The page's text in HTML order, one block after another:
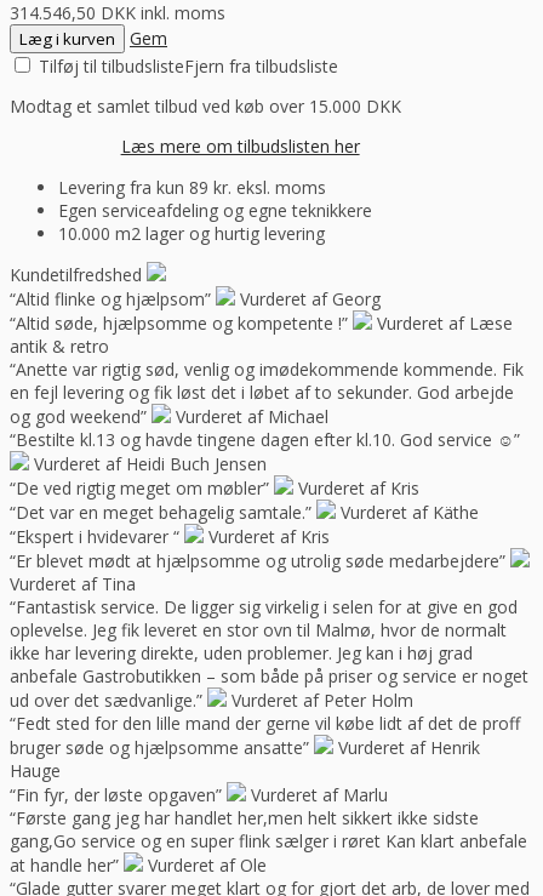
314.546,50 DKK inkl. moms
Læg i kurven
Gem
Tilføj til tilbudslisteFjern fra tilbudsliste
Modtag et samlet tilbud ved køb over 15.000 DKK
Læs mere om tilbudslisten her
Levering fra kun 89 kr. eksl. moms
Egen serviceafdeling og egne teknikkere
10.000 m2 lager og hurtig levering
Kundetilfredshed
“Altid flinke og hjælpsom”
Vurderet af Georg
“Altid søde, hjælpsomme og kompetente !”
Vurderet af Læse
antik & retro
“Anette var rigtig sød, venlig og imødekommende kommende. Fik
en fejl levering og fik løst det i løbet af to sekunder. God arbejde
og god weekend”
Vurderet af Michael
“Bestilte kl.13 og havde tingene dagen efter kl.10. God service ☺”
Vurderet af Heidi Buch Jensen
“De ved rigtig meget om møbler”
Vurderet af Kris
“Det var en meget behagelig samtale.”
Vurderet af Käthe
“Ekspert i hvidevarer “
Vurderet af Kris
“Er blevet mødt at hjælpsomme og utrolig søde medarbejdere”
Vurderet af Tina
“Fantastisk service. De ligger sig virkelig i selen for at give en god
oplevelse. Jeg fik leveret en stor ovn til Malmø, hvor de normalt
ikke har levering direkte, uden problemer. Jeg kan i høj grad
anbefale Gastrobutikken – som både på priser og service er noget
ud over det sædvanlige.”
Vurderet af Peter Holm
“Fedt sted for den lille mand der gerne vil købe lidt af det de proff
bruger søde og hjælpsomme ansatte”
Vurderet af Henrik
Hauge
“Fin fyr, der løste opgaven”
Vurderet af Marlu
“Første gang jeg har handlet her,men helt sikkert ikke sidste
gang,Go service og en super flink sælger i røret Kan klart anbefale
at handle her”
Vurderet af Ole
“Glade gutter svarer meget klart og for gjort det arb, de lover med